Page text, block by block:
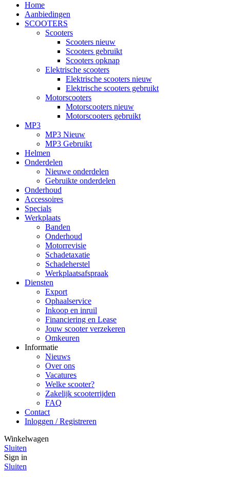
Home
Aanbiedingen
SCOOTERS
Scooters
Scooters nieuw
Scooters gebruikt
Scooters opknap
Elektrische scooters
Elektrische scooters nieuw
Elektrische scooters gebruikt
Motorscooters
Motorscooters nieuw
Motorscooters gebruikt
MP3
MP3 Nieuw
MP3 Gebruikt
Helmen
Onderdelen
Nieuwe onderdelen
Gebruikte onderdelen
Onderhoud
Accessoires
Specials
Werkplaats
Banden
Onderhoud
Motorrevisie
Schadetaxatie
Schadeherstel
Werkplaatsafspraak
Diensten
Export
Ophaalservice
Inkoop en inruil
Financiering en Lease
Jouw scooter verzekeren
Omkeuren
Informatie
Nieuws
Over ons
Vacatures
Welke scooter?
Zakelijk scooterrijden
FAQ
Contact
Inloggen / Registreren
Winkelwagen
Sluiten
Sign in
Sluiten